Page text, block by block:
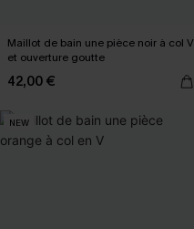
Maillot de bain une pièce noir à col V
et ouverture goutte
42,00 €
NEW